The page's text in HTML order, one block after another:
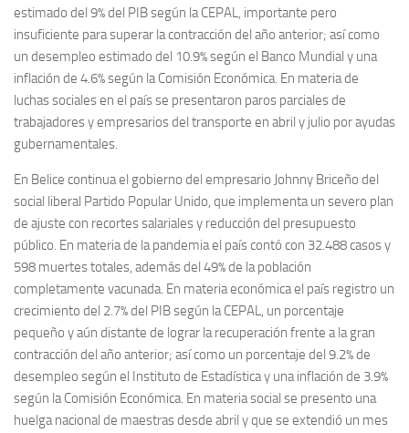
estimado del 9% del PIB según la CEPAL, importante pero
insuficiente para superar la contracción del año anterior; así como
un desempleo estimado del 10.9% según el Banco Mundial y una
inflación de 4.6% según la Comisión Económica. En materia de
luchas sociales en el país se presentaron paros parciales de
trabajadores y empresarios del transporte en abril y julio por ayudas
gubernamentales.
En Belice continua el gobierno del empresario Johnny Briceño del
social liberal Partido Popular Unido, que implementa un severo plan
de ajuste con recortes salariales y reducción del presupuesto
público. En materia de la pandemia el país contó con 32.488 casos y
598 muertes totales, además del 49% de la población
completamente vacunada. En materia económica el país registro un
crecimiento del 2.7% del PIB según la CEPAL, un porcentaje
pequeño y aún distante de lograr la recuperación frente a la gran
contracción del año anterior; así como un porcentaje del 9.2% de
desempleo según el Instituto de Estadística y una inflación de 3.9%
según la Comisión Económica. En materia social se presento una
huelga nacional de maestras desde abril y que se extendió un mes